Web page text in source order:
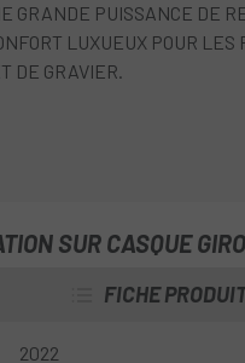
GRANDE PUISSANCE DE
LUXUEUX POUR LES
DE GRAVIER.
SUR CASQUE
FICHE
2022